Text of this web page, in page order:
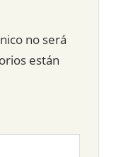
no será
están